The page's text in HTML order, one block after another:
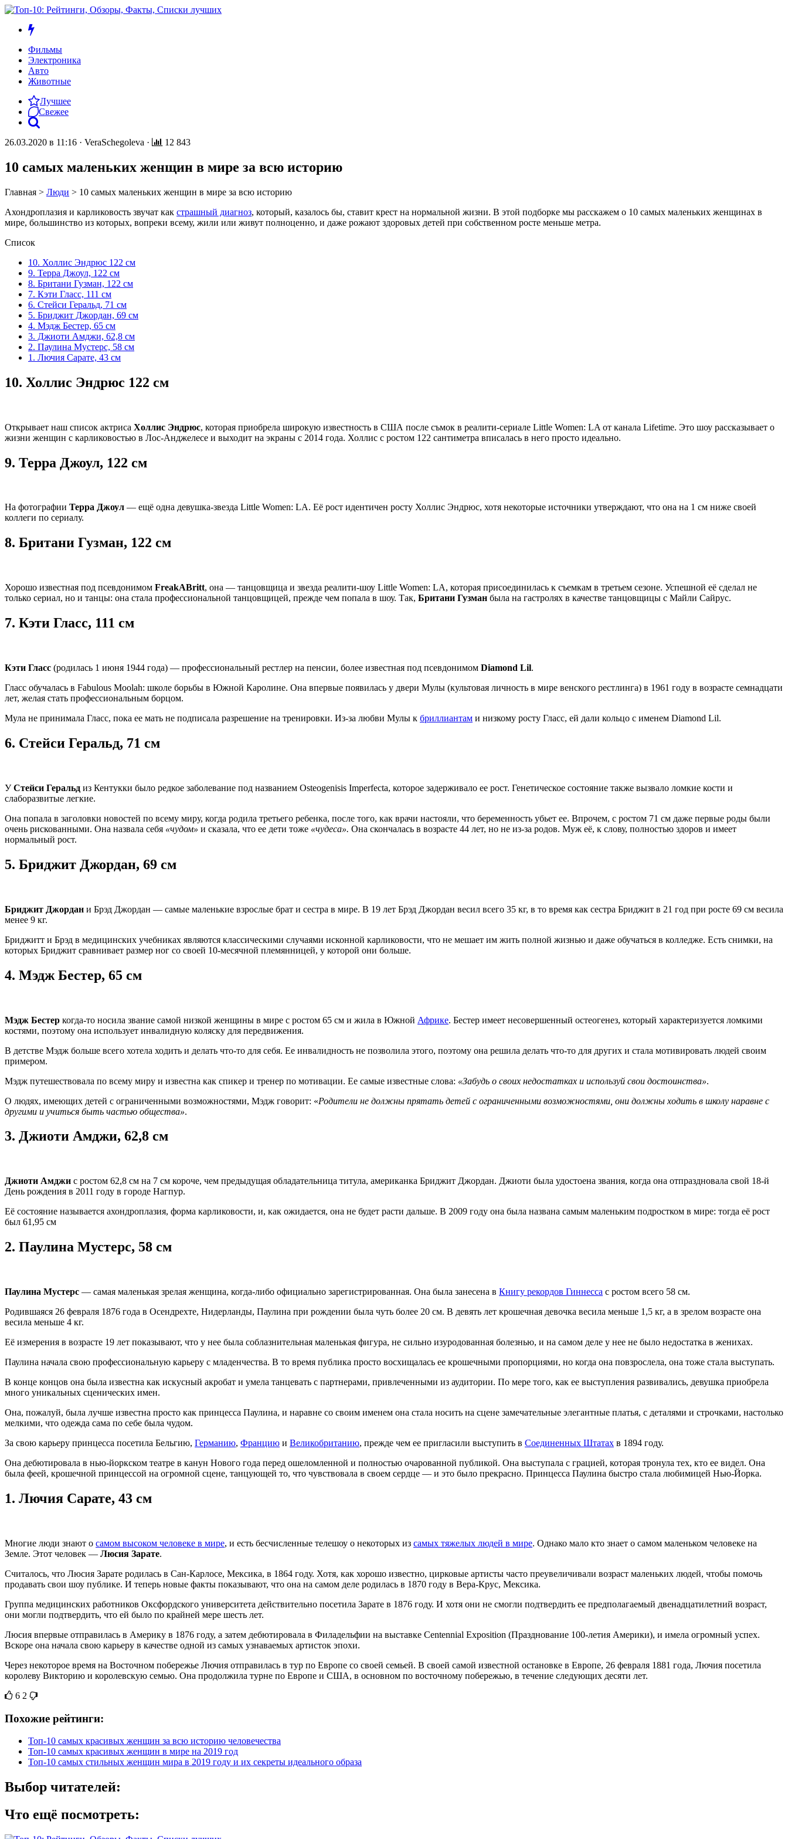
Фильмы
Электроника
Авто
Животные
Лучшее
Свежее
26.03.2020 в 11:16 · VeraSchegoleva · 12 843
10 самых маленьких женщин в мире за всю историю
Главная > Люди > 10 самых маленьких женщин в мире за всю историю
Ахондроплазия и карликовость звучат как страшный диагноз, который, казалось бы, ставит крест на нормальной жизни. В этой подборке мы расскажем о 10 самых маленьких женщинах в
мире, большинство из которых, вопреки всему, жили или живут полноценно, и даже рожают здоровых детей при собственном росте меньше метра.
Список
10. Холлис Эндрюс 122 см
9. Терра Джоул, 122 см
8. Британи Гузман, 122 см
7. Кэти Гласс, 111 см
6. Стейси Геральд, 71 см
5. Бриджит Джордан, 69 см
4. Мэдж Бестер, 65 см
3. Джиоти Амджи, 62,8 см
2. Паулина Мустерс, 58 см
1. Лючия Сарате, 43 см
10. Холлис Эндрюс 122 см
Открывает наш список актриса Холлис Эндрюс, которая приобрела широкую известность в США после съмок в реалити-сериале Little Women: LA от канала Lifetime. Это шоу рассказывает о
жизни женщин с карликовостью в Лос-Анджелесе и выходит на экраны с 2014 года. Холлис с ростом 122 сантиметра вписалась в него просто идеально.
9. Терра Джоул, 122 см
На фотографии Терра Джоул — ещё одна девушка-звезда Little Women: LA. Её рост идентичен росту Холлис Эндрюс, хотя некоторые источники утверждают, что она на 1 см ниже своей
коллеги по сериалу.
8. Британи Гузман, 122 см
Хорошо известная под псевдонимом FreakABritt, она — танцовщица и звезда реалити-шоу Little Women: LA, которая присоединилась к съемкам в третьем сезоне. Успешной её сделал не
только сериал, но и танцы: она стала профессиональной танцовщицей, прежде чем попала в шоу. Так, Британи Гузман была на гастролях в качестве танцовщицы с Майли Сайрус.
7. Кэти Гласс, 111 см
Кэти Гласс (родилась 1 июня 1944 года) — профессиональный рестлер на пенсии, более известная под псевдонимом Diamond Lil.
Гласс обучалась в Fabulous Moolah: школе борьбы в Южной Каролине. Она впервые появилась у двери Мулы (культовая личность в мире венского рестлинга) в 1961 году в возрасте семнадцати
лет, желая стать профессиональным борцом.
Мула не принимала Гласс, пока ее мать не подписала разрешение на тренировки. Из-за любви Мулы к бриллиантам и низкому росту Гласс, ей дали кольцо с именем Diamond Lil.
6. Стейси Геральд, 71 см
УСтейси Геральд из Кентукки было редкое заболевание под названием Osteogenisis Imperfecta, которое задерживало ее рост. Генетическое состояние также вызвало ломкие кости и
слаборазвитые легкие.
Она попала в заголовки новостей по всему миру, когда родила третьего ребенка, после того, как врачи настояли, что беременность убьет ее. Впрочем, с ростом 71 см даже первые роды были
очень рискованными. Она назвала себя «чудом» и сказала, что ее дети тоже «чудеса». Она скончалась в возрасте 44 лет, но не из-за родов. Муж её, к слову, полностью здоров и имеет
нормальный рост.
5. Бриджит Джордан, 69 см
Бриджит Джордан и Брэд Джордан — самые маленькие взрослые брат и сестра в мире. В 19 лет Брэд Джордан весил всего 35 кг, в то время как сестра Бриджит в 21 год при росте 69 см весила
менее 9 кг.
Бриджитт и Брэд в медицинских учебниках являются классическими случаями исконной карликовости, что не мешает им жить полной жизнью и даже обучаться в колледже. Есть снимки, на
которых Бриджит сравнивает размер ног со своей 10-месячной племянницей, у которой они больше.
4. Мэдж Бестер, 65 см
Мэдж Бестер когда-то носила звание самой низкой женщины в мире с ростом 65 см и жила в Южной Африке. Бестер имеет несовершенный остеогенез, который характеризуется ломкими
костями, поэтому она использует инвалидную коляску для передвижения.
В детстве Мэдж больше всего хотела ходить и делать что-то для себя. Ее инвалидность не позволила этого, поэтому она решила делать что-то для других и стала мотивировать людей своим
примером.
Мэдж путешествовала по всему миру и известна как спикер и тренер по мотивации. Ее самые известные слова: «Забудь о своих недостатках и используй свои достоинства».
О людях, имеющих детей с ограниченными возможностями, Мэдж говорит: «Родители не должны прятать детей с ограниченными возможностями, они должны ходить в школу наравне с
другими и учиться быть частью общества».
3. Джиоти Амджи, 62,8 см
Джиоти Амджи с ростом 62,8 см на 7 см короче, чем предыдущая обладательница титула, американка Бриджит Джордан. Джиоти была удостоена звания, когда она отпраздновала свой 18-й
День рождения в 2011 году в городе Нагпур.
Её состояние называется ахондроплазия, форма карликовости, и, как ожидается, она не будет расти дальше. В 2009 году она была названа самым маленьким подростком в мире: тогда её рост
был 61,95 см
2. Паулина Мустерс, 58 см
Паулина Мустерс — самая маленькая зрелая женщина, когда-либо официально зарегистрированная. Она была занесена в Книгу рекордов Гиннесса с ростом всего 58 см.
Родившаяся 26 февраля 1876 года в Осендрехте, Нидерланды, Паулина при рождении была чуть более 20 см. В девять лет крошечная девочка весила меньше 1,5 кг, а в зрелом возрасте она
весила меньше 4 кг.
Её измерения в возрасте 19 лет показывают, что у нее была соблазнительная маленькая фигура, не сильно изуродованная болезнью, и на самом деле у нее не было недостатка в женихах.
Паулина начала свою профессиональную карьеру с младенчества. В то время публика просто восхищалась ее крошечными пропорциями, но когда она повзрослела, она тоже стала выступать.
В конце концов она была известна как искусный акробат и умела танцевать с партнерами, привлеченными из аудитории. По мере того, как ее выступления развивались, девушка приобрела
много уникальных сценических имен.
Она, пожалуй, была лучше известна просто как принцесса Паулина, и наравне со своим именем она стала носить на сцене замечательные элегантные платья, с деталями и строчками, настолько
мелкими, что одежда сама по себе была чудом.
За свою карьеру принцесса посетила Бельгию, Германию, Францию и Великобританию, прежде чем ее пригласили выступить в Соединенных Штатах в 1894 году.
Она дебютировала в нью-йоркском театре в канун Нового года перед ошеломленной и полностью очарованной публикой. Она выступала с грацией, которая тронула тех, кто ее видел. Она
была феей, крошечной принцессой на огромной сцене, танцующей то, что чувствовала в своем сердце — и это было прекрасно. Принцесса Паулина быстро стала любимицей Нью-Йорка.
1. Лючия Сарате, 43 см
Многие люди знают о самом высоком человеке в мире, и есть бесчисленные телешоу о некоторых из самых тяжелых людей в мире. Однако мало кто знает о самом маленьком человеке на
Земле. Этот человек — Люсия Зарате.
Считалось, что Люсия Зарате родилась в Сан-Карлосе, Мексика, в 1864 году. Хотя, как хорошо известно, цирковые артисты часто преувеличивали возраст маленьких людей, чтобы помочь
продавать свои шоу публике. И теперь новые факты показывают, что она на самом деле родилась в 1870 году в Вера-Крус, Мексика.
Группа медицинских работников Оксфордского университета действительно посетила Зарате в 1876 году. И хотя они не смогли подтвердить ее предполагаемый двенадцатилетний возраст,
они могли подтвердить, что ей было по крайней мере шесть лет.
Люсия впервые отправилась в Америку в 1876 году, а затем дебютировала в Филадельфии на выставке Centennial Exposition (Празднование 100-летия Америки), и имела огромный успех.
Вскоре она начала свою карьеру в качестве одной из самых узнаваемых артисток эпохи.
Через некоторое время на Восточном побережье Лючия отправилась в тур по Европе со своей семьей. В своей самой известной остановке в Европе, 26 февраля 1881 года, Лючия посетила
королеву Викторию и королевскую семью. Она продолжила турне по Европе и США, в основном по восточному побережью, в течение следующих десяти лет.
6 2
Похожие рейтинги:
Топ-10 самых красивых женщин за всю историю человечества
Топ-10 самых красивых женщин в мире на 2019 год
Топ-10 самых стильных женщин мира в 2019 году и их секреты идеального образа
Выбор читателей:
Что ещё посмотреть: